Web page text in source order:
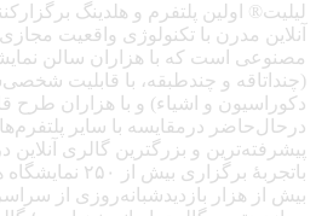
لیلیت® اولین پلتفرم و هلدینگ
آنلاین مدرن با تکنولوژی واقعیت
مصنوعی است که با هزاران سالن
(چنداتاقه و چندطبقه، با قابلیت
دکوراسیون و اشیاء) و با هزاران طرح
درحال‌حاضر درمقایسه با سایر
پیشرفته‌ترین و بزرگترین گالری
باتجربهٔ برگزاری
بیش از هزار بازدیدشبانه‌روزی از